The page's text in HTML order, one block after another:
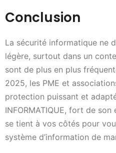
Conclusion
La sécurité informatique ne
légère, surtout dans un
sont de plus en plus
2025, les PME et
protection puissant et
INFORMATIQUE, fort de
se tient à vos côtés pour
système d’information de